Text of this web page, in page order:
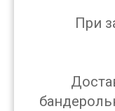
При